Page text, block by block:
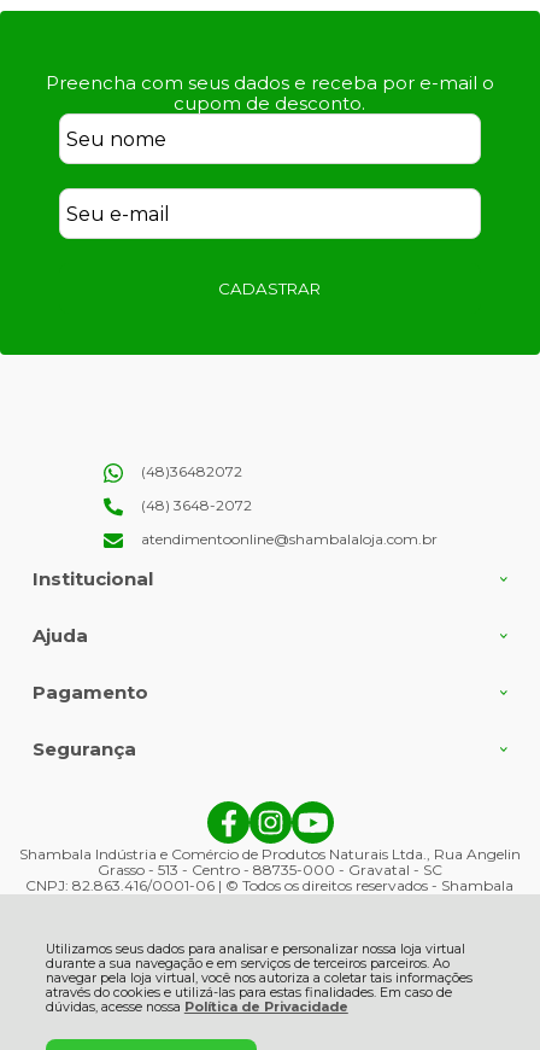
Utilizamos seus dados para analisar e personalizar nossa loja virtual
durante a sua navegação e em serviços de terceiros parceiros. Ao
navegar pela loja virtual, você nos autoriza a coletar tais informações
através do cookies e utilizá-las para estas finalidades. Em caso de
dúvidas, acesse nossa Política de Privacidade
Preencha com seus dados e receba por e-mail o
cupom de desconto.
CADASTRAR
Institucional
Ajuda
(48)36482072
(48) 3648-2072
atendimentoonline@shambalaloja.com.br
Pagamento
Segurança
Shambala Indústria e Comércio de Produtos Naturais Ltda., Rua Angelin
Grasso - 513 - Centro - 88735-000 - Gravatal - SC
CNPJ: 82.863.416/0001-06 | © Todos os direitos reservados - Shambala